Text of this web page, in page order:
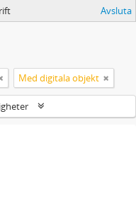
Avsluta
Med digitala objekt